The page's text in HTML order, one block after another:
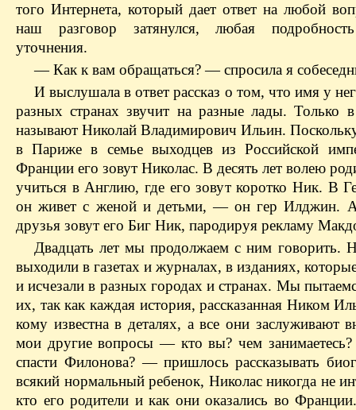
того Интернета, который дает ответ на любой
наш разговор затянулся, любая
уточнения.
— Как к вам обращаться? — спросила я
И выслушала в ответ рассказ о том, что имя у
разных странах звучит на разные лады. Только
называют Николай Владимирович Ильин.
в Париже в семье выходцев из Российской
Франции его зовут Николас. В десять лет волею
учиться в Англию, где его зовут коротко Ник. В
он живет с женой и детьми, — он гер Илджин.
друзья зовут его Биг Ник, пародируя рекламу
Двадцать лет мы продолжаем с ним говорить.
выходили в газетах и журналах, в изданиях,
и исчезали в разных городах и странах. Мы
их, так как каждая история, рассказанная Ником
кому известна в деталях, а все они заслуживают
мои другие вопросы — кто вы? чем занимаетесь?
спасти Филонова? — пришлось рассказывать
всякий нормальный ребенок, Николас никогда не
кто его родители и как они оказались во